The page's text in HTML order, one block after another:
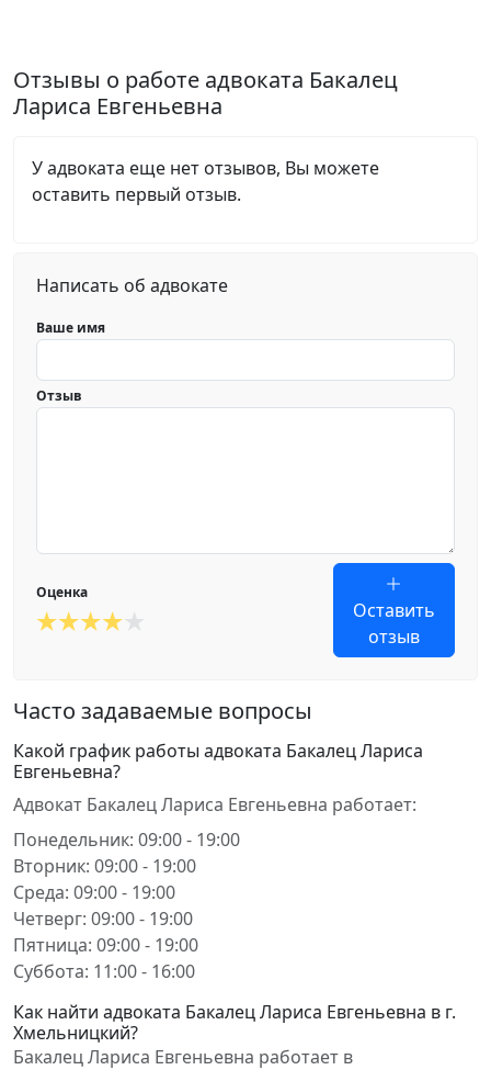
Отзывы о работе адвоката Бакалец
Лариса Евгеньевна
У адвоката еще нет отзывов, Вы можете
оставить первый отзыв.
Написать об адвокате
Ваше имя
Отзыв
Оценка
Оставить
отзыв
Часто задаваемые вопросы
Какой график работы адвоката Бакалец Лариса
Евгеньевна?
Адвокат Бакалец Лариса Евгеньевна работает:
Понедельник: 09:00 - 19:00
Вторник: 09:00 - 19:00
Среда: 09:00 - 19:00
Четверг: 09:00 - 19:00
Пятница: 09:00 - 19:00
Суббота: 11:00 - 16:00
Как найти адвоката Бакалец Лариса Евгеньевна в г.
Хмельницкий?
Бакалец Лариса Евгеньевна работает в